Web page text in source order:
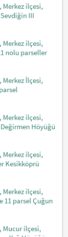
Merkez ilçesi,
III
Merkez ilçesi,
nolu parseller
Merkez İlçesi,
Merkez ilçesi,
Höyüğü
Merkez ilçesi,
Kesikköprü
Merkez ilçesi,
11 parsel Çuğun
Mucur ilçesi,